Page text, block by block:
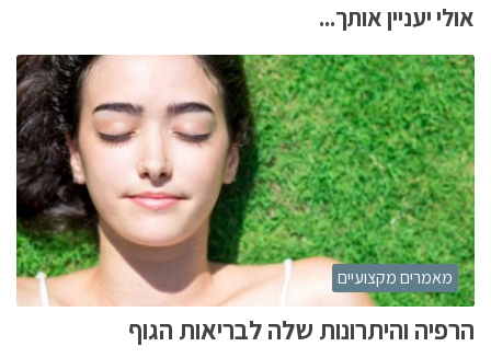
אולי יעניין אותך...
מאמרים מקצועיים
הרפיה והיתרונות שלה לבריאות הגוף